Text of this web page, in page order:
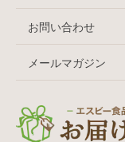
お問い合わせ
メールマガジン